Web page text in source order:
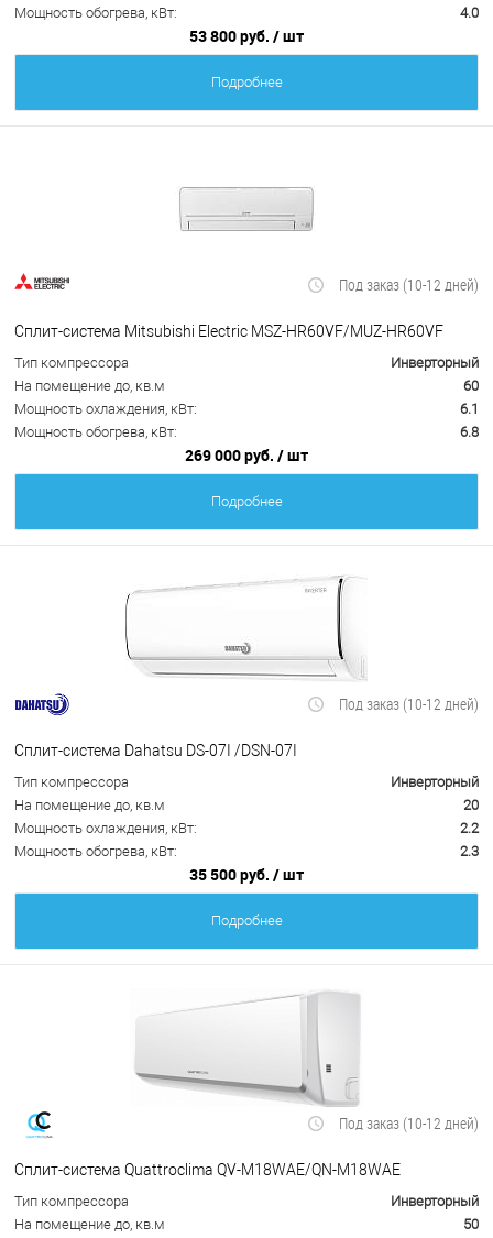
Мощность обогрева, кВт:
4.0
53 800 руб. / шт
Подробнее
Под заказ (10-12 дней)
Сплит-система Mitsubishi Electric MSZ-HR60VF/MUZ-HR60VF
Тип компрессора
Инверторный
На помещение до, кв.м
60
Мощность охлаждения, кВт:
6.1
Мощность обогрева, кВт:
6.8
269 000 руб. / шт
Подробнее
Под заказ (10-12 дней)
Сплит-система Dahatsu DS-07I /DSN-07I
Тип компрессора
Инверторный
На помещение до, кв.м
20
Мощность охлаждения, кВт:
2.2
Мощность обогрева, кВт:
2.3
35 500 руб. / шт
Подробнее
Под заказ (10-12 дней)
Сплит-система Quattroclima QV-M18WAE/QN-M18WAE
Тип компрессора
Инверторный
На помещение до, кв.м
50